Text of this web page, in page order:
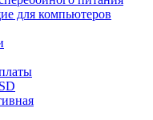
для компьютеров